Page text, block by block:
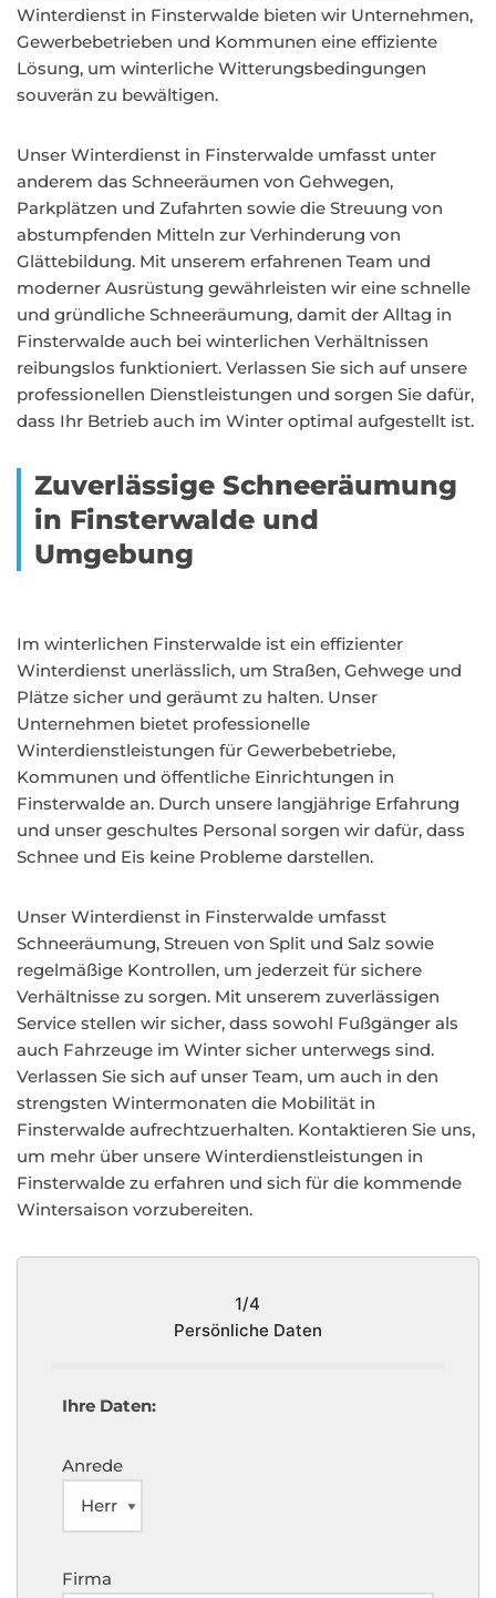
Winterdienst in Finsterwalde bieten wir Unternehmen,
Gewerbebetrieben und Kommunen eine effiziente
Lösung, um winterliche Witterungsbedingungen
souverän zu bewältigen.
Unser Winterdienst in Finsterwalde umfasst unter
anderem das Schneeräumen von Gehwegen,
Parkplätzen und Zufahrten sowie die Streuung von
abstumpfenden Mitteln zur Verhinderung von
Glättebildung. Mit unserem erfahrenen Team und
moderner Ausrüstung gewährleisten wir eine schnelle
und gründliche Schneeräumung, damit der Alltag in
Finsterwalde auch bei winterlichen Verhältnissen
reibungslos funktioniert. Verlassen Sie sich auf unsere
professionellen Dienstleistungen und sorgen Sie dafür,
dass Ihr Betrieb auch im Winter optimal aufgestellt ist.
Zuverlässige Schneeräumung
in Finsterwalde und
Umgebung
Im winterlichen Finsterwalde ist ein effizienter
Winterdienst unerlässlich, um Straßen, Gehwege und
Plätze sicher und geräumt zu halten. Unser
Unternehmen bietet professionelle
Winterdienstleistungen für Gewerbebetriebe,
Kommunen und öffentliche Einrichtungen in
Finsterwalde an. Durch unsere langjährige Erfahrung
und unser geschultes Personal sorgen wir dafür, dass
Schnee und Eis keine Probleme darstellen.
Unser Winterdienst in Finsterwalde umfasst
Schneeräumung, Streuen von Split und Salz sowie
regelmäßige Kontrollen, um jederzeit für sichere
Verhältnisse zu sorgen. Mit unserem zuverlässigen
Service stellen wir sicher, dass sowohl Fußgänger als
auch Fahrzeuge im Winter sicher unterwegs sind.
Verlassen Sie sich auf unser Team, um auch in den
strengsten Wintermonaten die Mobilität in
Finsterwalde aufrechtzuerhalten. Kontaktieren Sie uns,
um mehr über unsere Winterdienstleistungen in
Finsterwalde zu erfahren und sich für die kommende
Wintersaison vorzubereiten.
1/4
Persönliche Daten
Ihre Daten:
Anrede
Firma